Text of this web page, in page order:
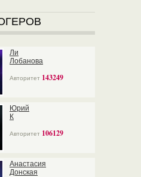
Ли
Лобанова
Авторитет 143249
Юрий
К
Авторитет 106129
Анастасия
Донская